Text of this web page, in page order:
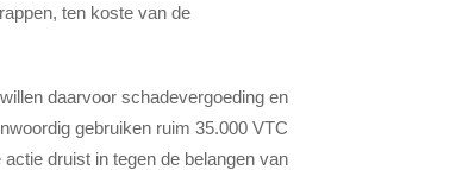
ten koste van de
daarvoor schadevergoeding en
gebruiken ruim 35.000 VTC
druist in tegen de belangen van